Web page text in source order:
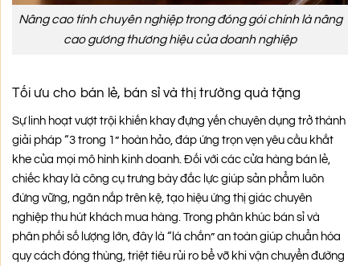
Nâng cao tính chuyên nghiệp trong đóng gói chính là nâng
cao gương thương hiệu của doanh nghiệp
Tối ưu cho bán lẻ, bán sỉ và thị trường quà tặng
Sự linh hoạt vượt trội khiến khay đựng yến chuyên dụng trở thành
giải pháp “3 trong 1” hoàn hảo, đáp ứng trọn vẹn yêu cầu khắt
khe của mọi mô hình kinh doanh. Đối với các cửa hàng bán lẻ,
chiếc khay là công cụ trưng bày đắc lực giúp sản phẩm luôn
đứng vững, ngăn nắp trên kệ, tạo hiệu ứng thị giác chuyên
nghiệp thu hút khách mua hàng. Trong phân khúc bán sỉ và
phân phối số lượng lớn, đây là “lá chắn” an toàn giúp chuẩn hóa
quy cách đóng thùng, triệt tiêu rủi ro bể vỡ khi vận chuyển đường